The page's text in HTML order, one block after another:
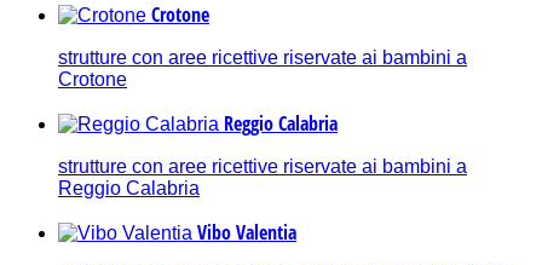
Crotone
strutture con aree ricettive riservate ai bambini a
Crotone
Reggio Calabria
strutture con aree ricettive riservate ai bambini a
Reggio Calabria
Vibo Valentia